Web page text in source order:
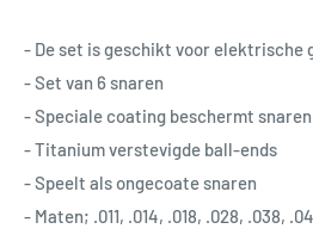
- De set is geschikt voor elektrische
- Set van 6 snaren
- Speciale coating beschermt
- Titanium verstevigde ball-ends
- Speelt als ongecoate snaren
- Maten; .011, .014, .018, .028, .038,